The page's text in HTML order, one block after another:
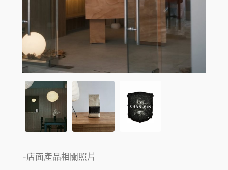
-店面產品相關照片